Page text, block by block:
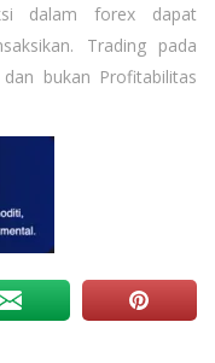
dalam forex dapat
Trading pada
bukan Profitabilitas